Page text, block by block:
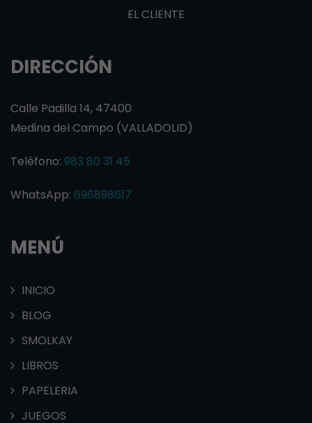
EL CLIENTE
DIRECCIÓN
Calle Padilla 14, 47400
Medina del Campo (VALLADOLID)
Teléfono: 983 80 31 45
WhatsApp: 696898617
MENÚ
INICIO
BLOG
SMOLKAY
LIBROS
PAPELERIA
JUEGOS